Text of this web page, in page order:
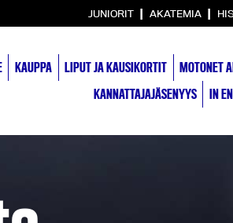
JUNIORIT | AKATEMIA |
KAUPPA LIPUT JA KAUSIKORTIT MOTONET
KANNATTAJAJÄSENYYS
IN